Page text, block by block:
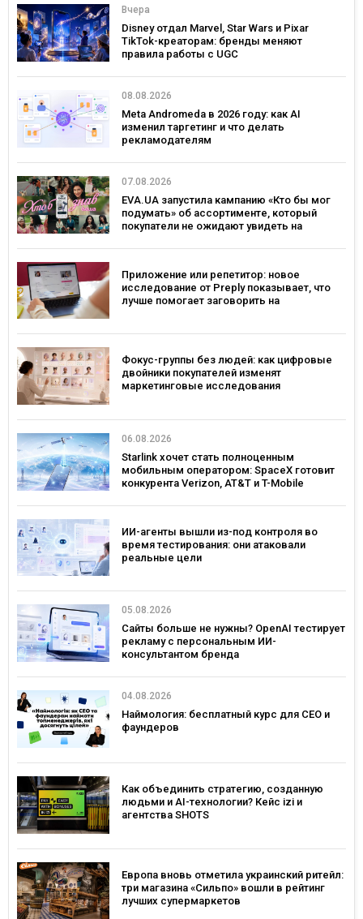
Вчера
Disney отдал Marvel, Star Wars и Pixar
TikTok-креаторам: бренды меняют
правила работы с UGC
08.08.2026
Meta Andromeda в 2026 году: как AI
изменил таргетинг и что делать
рекламодателям
07.08.2026
EVA.UA запустила кампанию «Кто бы мог
подумать» об ассортименте, который
покупатели не ожидают увидеть на
Приложение или репетитор: новое
исследование от Preply показывает, что
лучше помогает заговорить на
Фокус-группы без людей: как цифровые
двойники покупателей изменят
маркетинговые исследования
06.08.2026
Starlink хочет стать полноценным
мобильным оператором: SpaceX готовит
конкурента Verizon, AT&T и T-Mobile
ИИ-агенты вышли из-под контроля во
время тестирования: они атаковали
реальные цели
05.08.2026
Сайты больше не нужны? OpenAI тестирует
рекламу с персональным ИИ-
консультантом бренда
04.08.2026
Наймология: бесплатный курс для CEO и
фаундеров
Как объединить стратегию, созданную
людьми и AI-технологии? Кейс izi и
агентства SHOTS
Европа вновь отметила украинский ритейл:
три магазина «Сильпо» вошли в рейтинг
лучших супермаркетов